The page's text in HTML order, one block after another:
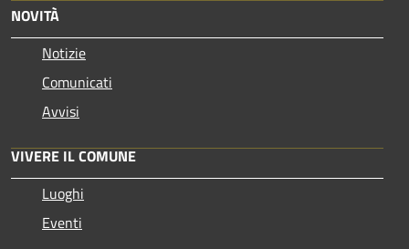
NOVITÀ
Notizie
Comunicati
Avvisi
VIVERE IL COMUNE
Luoghi
Eventi